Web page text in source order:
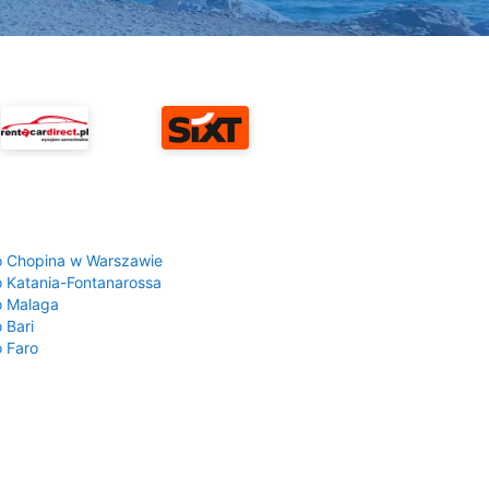
Chopina w Warszawie
Katania-Fontanarossa
Malaga
Bari
Faro